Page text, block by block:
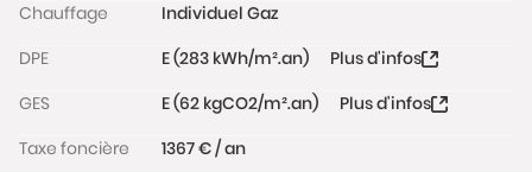
Chauffage
Individuel Gaz
DPE
E (283 kWh/m².an)
Plus d'infos
GES
E (62 kgCO2/m².an)
Plus d'infos
Taxe foncière
1367 € / an